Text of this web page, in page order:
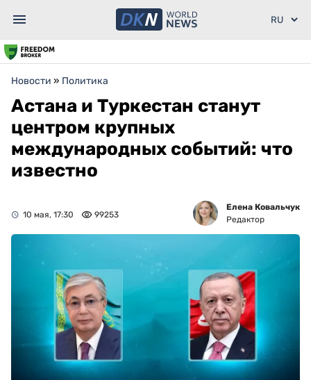
Новости » Политика
Астана и Туркестан станут
центром крупных
международных событий: что
известно
10 мая, 17:30 99253
Елена Ковальчук
Редактор